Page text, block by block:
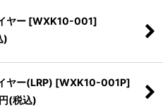
込む
ヤー [WXK10-001]
)
ヤー(LRP) [WXK10-001P]
円(税込)